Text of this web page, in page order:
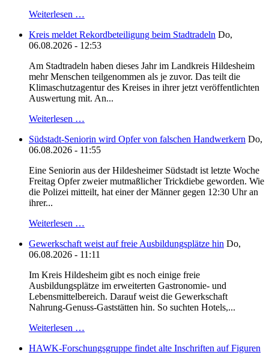
Weiterlesen …
Kreis meldet Rekordbeteiligung beim Stadtradeln Do,
06.08.2026 - 12:53
Am Stadtradeln haben dieses Jahr im Landkreis Hildesheim
mehr Menschen teilgenommen als je zuvor. Das teilt die
Klimaschutzagentur des Kreises in ihrer jetzt veröffentlichten
Auswertung mit. An...
Weiterlesen …
Südstadt-Seniorin wird Opfer von falschen Handwerkern Do,
06.08.2026 - 11:55
Eine Seniorin aus der Hildesheimer Südstadt ist letzte Woche
Freitag Opfer zweier mutmaßlicher Trickdiebe geworden. Wie
die Polizei mitteilt, hat einer der Männer gegen 12:30 Uhr an
ihrer...
Weiterlesen …
Gewerkschaft weist auf freie Ausbildungsplätze hin Do,
06.08.2026 - 11:11
Im Kreis Hildesheim gibt es noch einige freie
Ausbildungsplätze im erweiterten Gastronomie- und
Lebensmittelbereich. Darauf weist die Gewerkschaft
Nahrung-Genuss-Gaststätten hin. So suchten Hotels,...
Weiterlesen …
HAWK-Forschungsgruppe findet alte Inschriften auf Figuren